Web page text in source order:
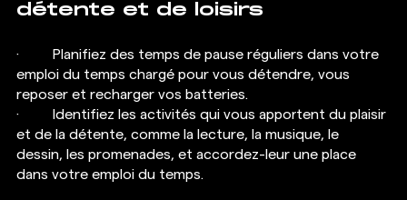
détente et de loisirs
·  	Planifiez des temps de pause réguliers dans votre
emploi du temps chargé pour vous détendre, vous
reposer et recharger vos batteries.
·  	Identifiez les activités qui vous apportent du plaisir
et de la détente, comme la lecture, la musique, le
dessin, les promenades, et accordez-leur une place
dans votre emploi du temps.